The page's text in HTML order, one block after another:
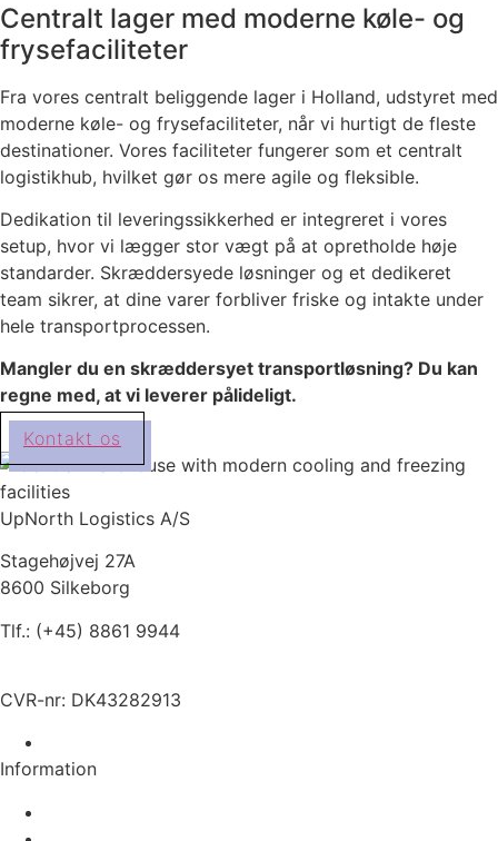
Centralt lager med moderne køle- og
frysefaciliteter
Fra vores centralt beliggende lager i Holland, udstyret med
moderne køle- og frysefaciliteter, når vi hurtigt de fleste
destinationer. Vores faciliteter fungerer som et centralt
logistikhub, hvilket gør os mere agile og fleksible.
Dedikation til leveringssikkerhed er integreret i vores
setup, hvor vi lægger stor vægt på at opretholde høje
standarder. Skræddersyede løsninger og et dedikeret
team sikrer, at dine varer forbliver friske og intakte under
hele transportprocessen.
Mangler du en skræddersyet transportløsning? Du kan
regne med, at vi leverer pålideligt.
Kontakt os
UpNorth Logistics A/S
Stagehøjvej 27A
8600 Silkeborg
Tlf.: (+45) 8861 9944
CVR-nr: DK43282913
Information